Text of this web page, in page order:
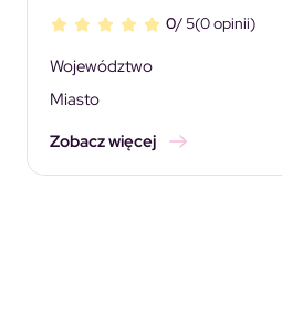
0/ 5(0 opinii)
Województwo
Miasto
Zobacz więcej